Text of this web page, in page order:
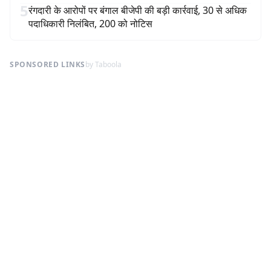
5रंगदारी के आरोपों पर बंगाल बीजेपी की बड़ी कार्रवाई, 30 से अधिक
पदाधिकारी निलंबित, 200 को नोटिस
SPONSORED LINKSby Taboola